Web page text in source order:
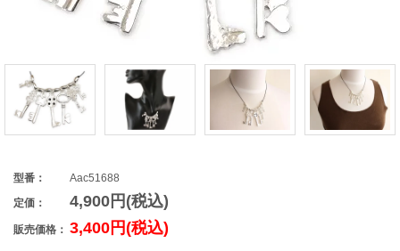
型番：
Aac51688
定価：
4,900円(税込)
販売価格： 3,400円(税込)